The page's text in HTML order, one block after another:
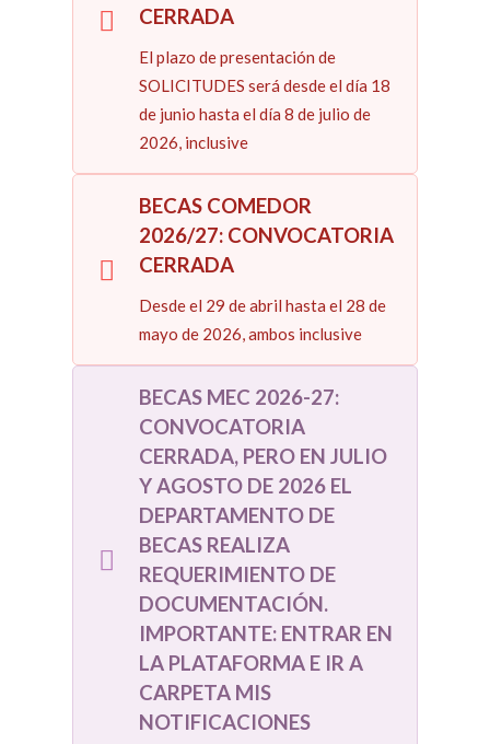
CERRADA
El plazo de presentación de
SOLICITUDES será desde el día 18
de junio hasta el día 8 de julio de
2026, inclusive
BECAS COMEDOR
2026/27: CONVOCATORIA
CERRADA
Desde el 29 de abril hasta el 28 de
mayo de 2026, ambos inclusive
BECAS MEC 2026-27:
CONVOCATORIA
CERRADA, PERO EN JULIO
Y AGOSTO DE 2026 EL
DEPARTAMENTO DE
BECAS REALIZA
REQUERIMIENTO DE
DOCUMENTACIÓN.
IMPORTANTE: ENTRAR EN
LA PLATAFORMA E IR A
CARPETA MIS
NOTIFICACIONES